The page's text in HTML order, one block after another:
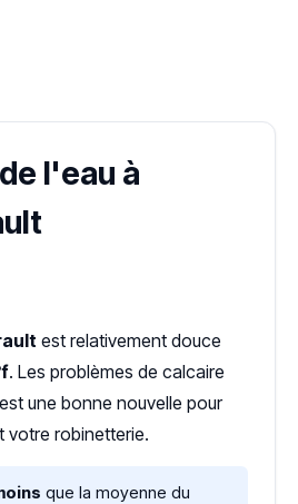
l'eau à
est relativement douce
. Les problèmes de calcaire
une bonne nouvelle pour
votre robinetterie.
que la moyenne du